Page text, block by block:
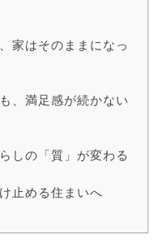
家はそのままになっ
、満足感が続かない
しの「質」が変わる
止める住まいへ